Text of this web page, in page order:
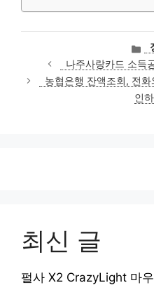
카
테
고
리
나주사랑카드 소득
농협은행 잔액조회, 전
인
최신 글
펄사 X2 CrazyLight 마